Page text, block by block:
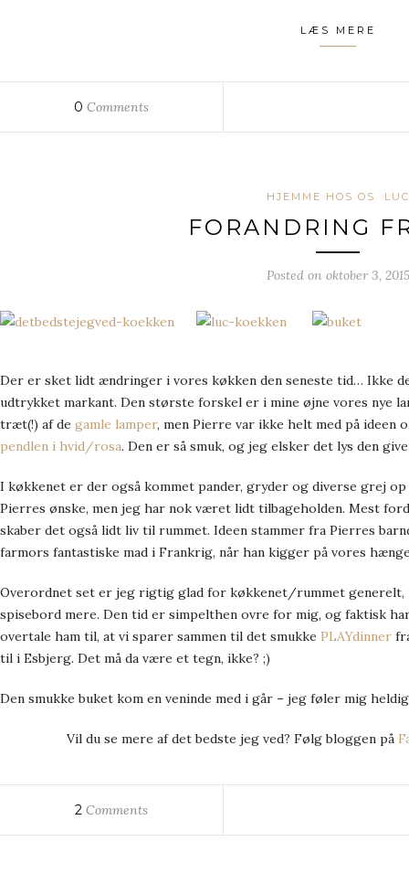
LÆS MERE
0 Comments
HJEMME HOS OS LUC
FORANDRING
Posted on oktober 3, 2015
Der er sket lidt ændringer i vores køkken den seneste tid… Ikke
udtrykket markant. Den største forskel er i mine øjne vores nye
træt(!) af de gamle lamper, men Pierre var ikke helt med på ideen
pendlen i hvid/rosa. Den er så smuk, og jeg elsker det lys den
I køkkenet er der også kommet pander, gryder og diverse grej
Pierres ønske, men jeg har nok været lidt tilbageholden. Mest
skaber det også lidt liv til rummet. Ideen stammer fra Pierres
farmors fantastiske mad i Frankrig, når han kigger på vores
Overordnet set er jeg rigtig glad for køkkenet/rummet generelt,
spisebord mere. Den tid er simpelthen ovre for mig, og faktisk
overtale ham til, at vi sparer sammen til det smukke PLAYdinner
til i Esbjerg. Det må da være et tegn, ikke? ;)
Den smukke buket kom en veninde med i går – jeg føler mig
Vil du se mere af det bedste jeg ved? Følg bloggen på
2 Comments